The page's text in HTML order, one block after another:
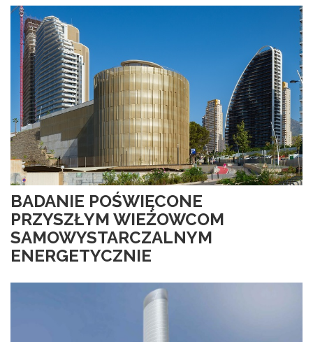
BADANIE POŚWIĘCONE
PRZYSZŁYM WIEŻOWCOM
SAMOWYSTARCZALNYM
ENERGETYCZNIE